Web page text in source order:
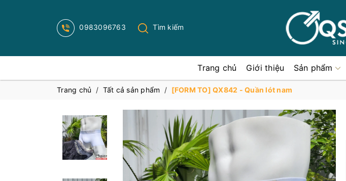
0983096763 Tìm kiếm
Trang chủ Giới thiệu Sản phẩm
Trang chủ / Tất cả sản phẩm / [FORM TO] QX842 - Quần lót nam